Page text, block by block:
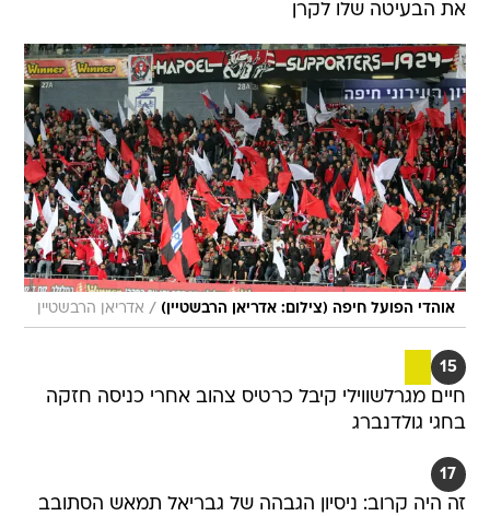
את הבעיטה שלו לקרן
אוהדי הפועל חיפה (צילום: אדריאן הרבשטיין) / אדריאן הרבשטיין
15
חיים מגרלשווילי קיבל כרטיס צהוב אחרי כניסה חזקה
בחגי גולדנברג
17
זה היה קרוב: ניסיון הגבהה של גבריאל תמאש הסתובב